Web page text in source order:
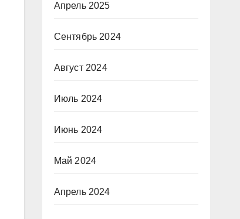
Апрель 2025
Сентябрь 2024
Август 2024
Июль 2024
Июнь 2024
Май 2024
Апрель 2024